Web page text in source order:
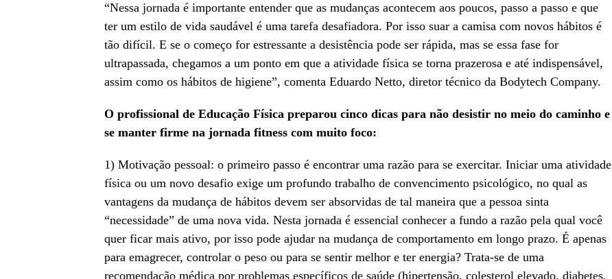
“Nessa jornada é importante entender que as mudanças acontecem aos poucos, passo a passo e que
ter um estilo de vida saudável é uma tarefa desafiadora. Por isso suar a camisa com novos hábitos é
tão difícil. E se o começo for estressante a desistência pode ser rápida, mas se essa fase for
ultrapassada, chegamos a um ponto em que a atividade física se torna prazerosa e até indispensável,
assim como os hábitos de higiene”, comenta Eduardo Netto, diretor técnico da Bodytech Company.
O profissional de Educação Física preparou cinco dicas para não desistir no meio do caminho e
se manter firme na jornada fitness com muito foco:
1) Motivação pessoal: o primeiro passo é encontrar uma razão para se exercitar. Iniciar uma atividade
física ou um novo desafio exige um profundo trabalho de convencimento psicológico, no qual as
vantagens da mudança de hábitos devem ser absorvidas de tal maneira que a pessoa sinta
“necessidade” de uma nova vida. Nesta jornada é essencial conhecer a fundo a razão pela qual você
quer ficar mais ativo, por isso pode ajudar na mudança de comportamento em longo prazo. É apenas
para emagrecer, controlar o peso ou para se sentir melhor e ter energia? Trata-se de uma
recomendação médica por problemas específicos de saúde (hipertensão, colesterol elevado, diabetes,